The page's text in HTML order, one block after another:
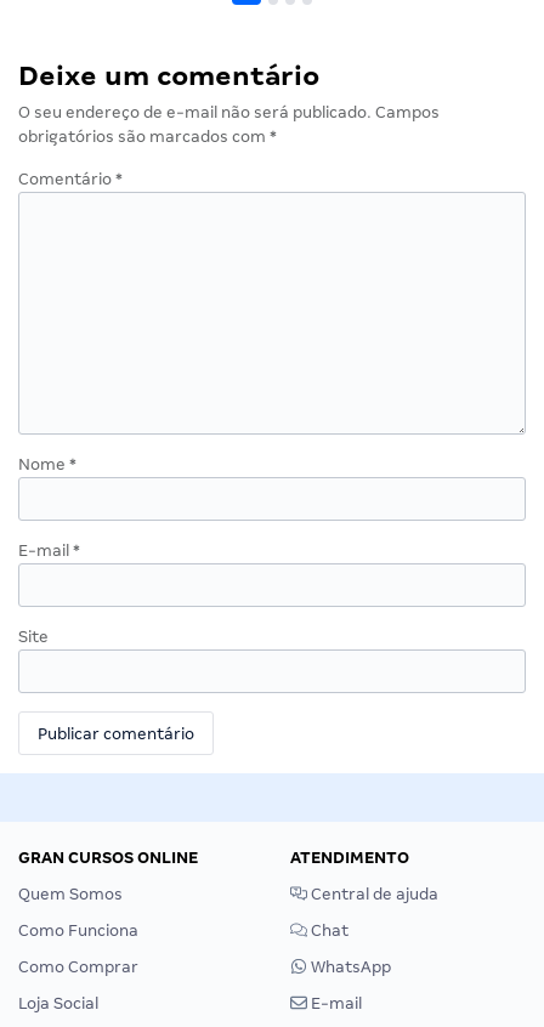
Deixe um comentário
O seu endereço de e-mail não será publicado. Campos
obrigatórios são marcados com *
Comentário *
Nome *
E-mail *
Site
GRAN CURSOS ONLINE
Quem Somos
Como Funciona
Como Comprar
Loja Social
ATENDIMENTO
Central de ajuda
Chat
WhatsApp
E-mail